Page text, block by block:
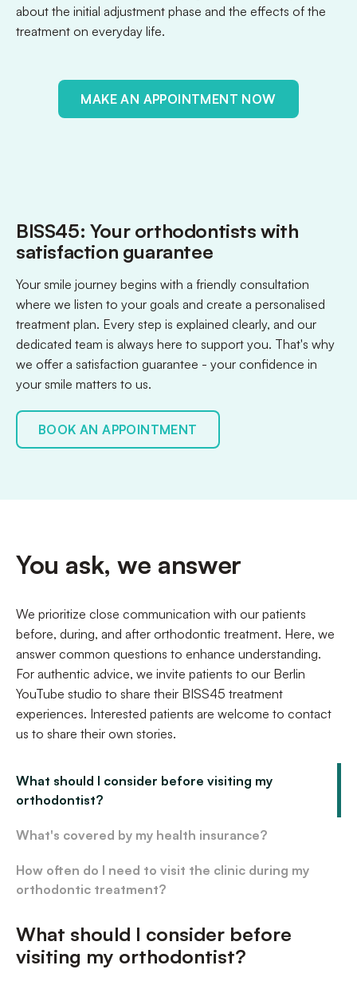
about the initial adjustment phase and the effects of the
treatment on everyday life.
MAKE AN APPOINTMENT NOW
BISS45: Your orthodontists with
satisfaction guarantee
Your smile journey begins with a friendly consultation
where we listen to your goals and create a personalised
treatment plan. Every step is explained clearly, and our
dedicated team is always here to support you. That's why
we offer a satisfaction guarantee - your confidence in
your smile matters to us.
BOOK AN APPOINTMENT
You ask, we answer
We prioritize close communication with our patients
before, during, and after orthodontic treatment. Here, we
answer common questions to enhance understanding.
For authentic advice, we invite patients to our Berlin
YouTube studio to share their BISS45 treatment
experiences. Interested patients are welcome to contact
us to share their own stories.
What should I consider before visiting my
orthodontist?
What's covered by my health insurance?
How often do I need to visit the clinic during my
orthodontic treatment?
What should I consider before
visiting my orthodontist?